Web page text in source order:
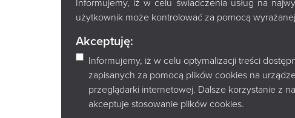
użytkownik może kontrolować za pomocą
Akceptuję:
Informujemy, iż w celu optymalizacji treści
zapisanych za pomocą plików cookies na
przeglądarki internetowej. Dalsze korzystanie z
akceptuje stosowanie plików cookies.
Adres
15-794 Białystok, ul. Gajowa 73